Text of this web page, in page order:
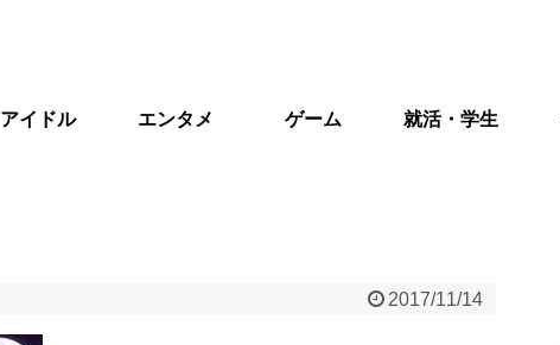
アイドル エンタメ ゲーム 就活・学生
2017/11/14